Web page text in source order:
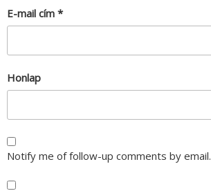
E-mail cím *
Honlap
Notify me of follow-up comments by email.